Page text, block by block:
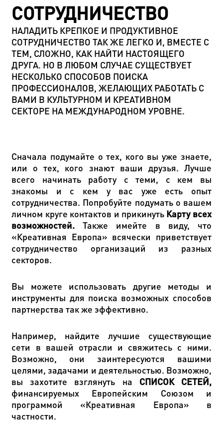
СОТРУДНИЧЕСТВО
НАЛАДИТЬ КРЕПКОЕ И ПРОДУКТИВНОЕ
СОТРУДНИЧЕСТВО ТАК ЖЕ ЛЕГКО И, ВМЕСТЕ С
ТЕМ, СЛОЖНО, КАК НАЙТИ НАСТОЯЩЕГО
ДРУГА. НО В ЛЮБОМ СЛУЧАЕ СУЩЕСТВУЕТ
НЕСКОЛЬКО СПОСОБОВ ПОИСКА
ПРОФЕССИОНАЛОВ, ЖЕЛАЮЩИХ РАБОТАТЬ С
ВАМИ В КУЛЬТУРНОМ И КРЕАТИВНОМ
СЕКТОРЕ НА МЕЖДУНАРОДНОМ УРОВНЕ.
Сначала подумайте о тех, кого вы уже знаете,
или о тех, кого знают ваши друзья. Лучше
всего начинать работу с теми, с кем вы
знакомы и с кем у вас уже есть опыт
сотрудничества. Попробуйте подумать о вашем
личном круге контактов и прикинуть Карту всех
возможностей. Также имейте в виду, что
«Креативная Европа» всячески приветствует
сотрудничество организаций из разных
секторов.
Вы можете использовать другие методы и
инструменты для поиска возможных способов
партнерства так же эффективно.
Например, найдите лучшие существующие
сети в вашей отрасли и свяжитесь с ними.
Возможно, они заинтересуются вашими
целями, задачами и деятельностью. Возможно,
вы захотите взглянуть на СПИСОК СЕТЕЙ,
финансируемых Европейским Союзом и
программой «Креативная Европа» в
частности.